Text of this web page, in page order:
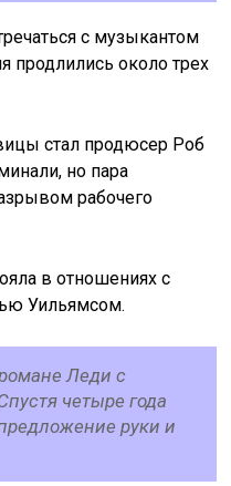
с музыкантом
около трех
стал продюсер Роб
но пара
рабочего
в отношениях с
Уильямсом.
Леди с
четыре года
руки и